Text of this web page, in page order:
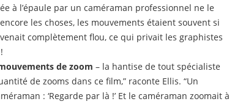
à l’épaule par un caméraman professionnel ne le
les choses, les mouvements étaient souvent si
complètement flou, ce qui privait les graphistes
de zoom – la hantise de tout spécialiste
de zooms dans ce film,” raconte Ellis. “Un
: ‘Regarde par là !’ Et le caméraman zoomait à